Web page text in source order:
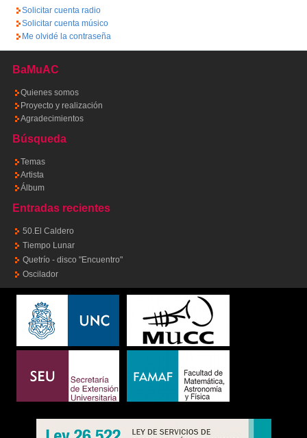
Solicitar cuenta radio
Solicitar cuenta músico
Me olvidé la contraseña
BaMuAC
Quienes somos
Proyecto y realización
Agradecimientos
Búsqueda
Temas
Artista
Álbum
Entradas recientes
50.El Caldero
Tiempo Lunar
Quetrío - disco "Encuentro"
Oscilador